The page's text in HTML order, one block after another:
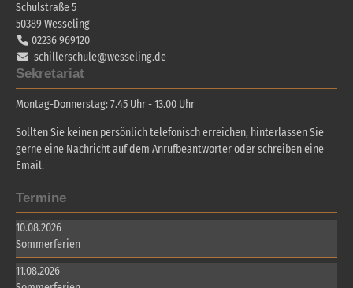
Schulstraße 5
50389 Wesseling
02236 969120
schillerschule@wesseling.de
Sekretariat
Montag-Donnerstag: 7.45 Uhr - 13.00 Uhr
Sollten Sie keinen persönlich telefonisch erreichen, hinterlassen Sie
gerne eine Nachricht auf dem Anrufbeantworter oder schreiben eine
Email.
Termine
10.08.2026
Sommerferien
11.08.2026